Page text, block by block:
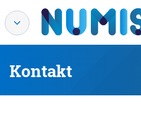
Kontakt